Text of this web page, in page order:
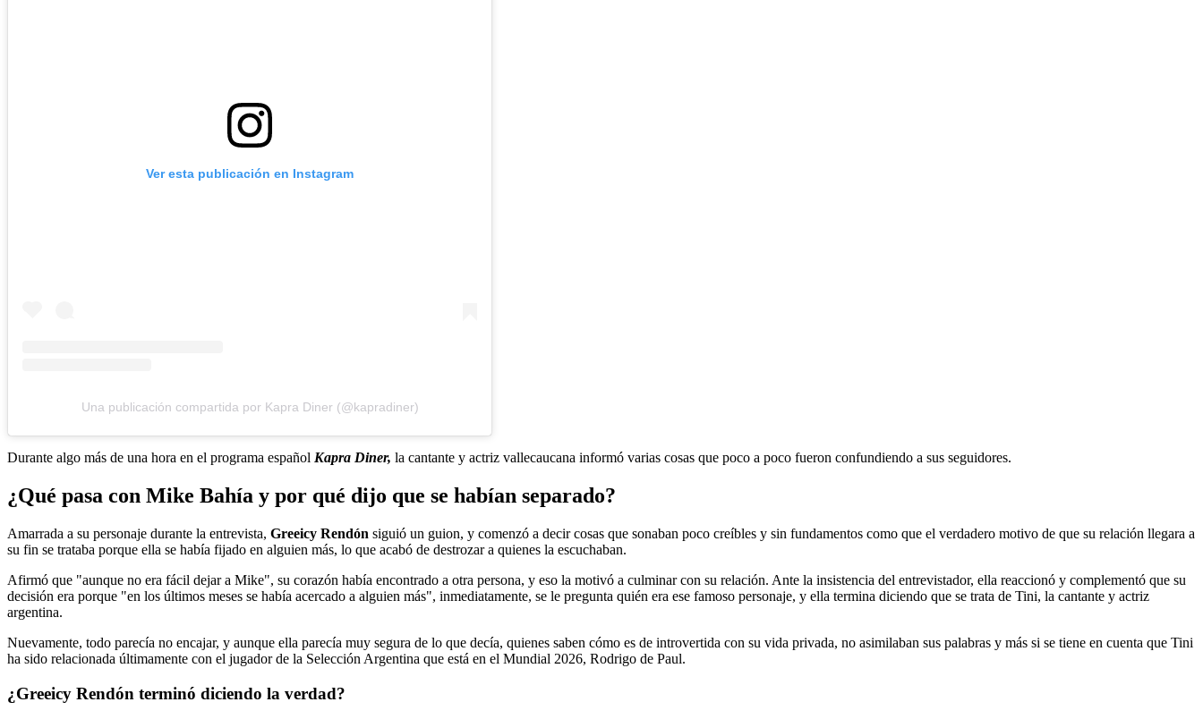
Ver esta publicación en Instagram
Una publicación compartida por Kapra Diner (@kapradiner)
Durante algo más de una hora en el programa español Kapra Diner, la cantante y actriz vallecaucana informó varias cosas que poco a poco fueron confundiendo a sus seguidores.
¿Qué pasa con Mike Bahía y por qué dijo que se habían separado?
Amarrada a su personaje durante la entrevista, Greeicy Rendón siguió un guion, y comenzó a decir cosas que sonaban poco creíbles y sin fundamentos como que el verdadero motivo de que su relación llegara a
su fin se trataba porque ella se había fijado en alguien más, lo que acabó de destrozar a quienes la escuchaban.
Afirmó que "aunque no era fácil dejar a Mike", su corazón había encontrado a otra persona, y eso la motivó a culminar con su relación. Ante la insistencia del entrevistador, ella reaccionó y complementó que su
decisión era porque "en los últimos meses se había acercado a alguien más", inmediatamente, se le pregunta quién era ese famoso personaje, y ella termina diciendo que se trata de Tini, la cantante y actriz
argentina.
Nuevamente, todo parecía no encajar, y aunque ella parecía muy segura de lo que decía, quienes saben cómo es de introvertida con su vida privada, no asimilaban sus palabras y más si se tiene en cuenta que Tini
ha sido relacionada últimamente con el jugador de la Selección Argentina que está en el Mundial 2026, Rodrigo de Paul.
¿Greeicy Rendón terminó diciendo la verdad?